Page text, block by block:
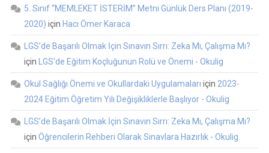
5. Sınıf “MEMLEKET İSTERİM” Metni Günlük Ders Planı (2019-
2020) için Hacı Ömer Karaca
LGS’de Başarılı Olmak İçin Sınavın Sırrı: Zeka Mı, Çalışma Mı?
için LGS'de Eğitim Koçluğunun Rolü ve Önemi - Okulig
Okul Sağlığı Önemi ve Okullardaki Uygulamaları için 2023-
2024 Eğitim Öğretim Yılı Değişikliklerle Başlıyor - Okulig
LGS’de Başarılı Olmak İçin Sınavın Sırrı: Zeka Mı, Çalışma Mı?
için Öğrencilerin Rehberi Olarak Sınavlara Hazırlık - Okulig